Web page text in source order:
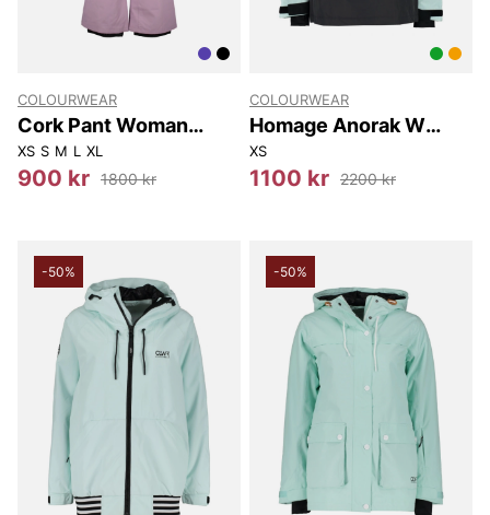
COLOURWEAR
Cork Pant Woman
Pants.
XS S M L XL
900 kr 1800 kr
COLOURWEAR
Homage Anorak W
Jackets
XS
1100 kr 2200 kr
-50% -50%